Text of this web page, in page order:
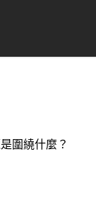
圍繞什麼？